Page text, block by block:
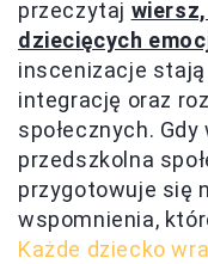
przeczytaj
dziecięcych
inscenizacje stają
integrację oraz
społecznych.
przedszkolna
przygotowuje się
wspomnienia,
Każde dziecko